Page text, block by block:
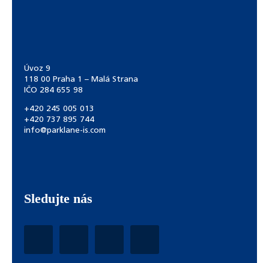
Úvoz 9
118 00 Praha 1 – Malá Strana
IČO 284 655 98
+420 245 005 013
+420 737 895 744
info@parklane-is.com
Sledujte nás